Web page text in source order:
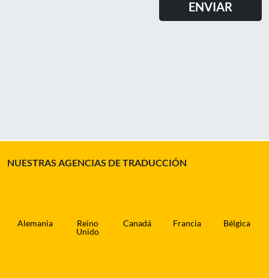
NUESTRAS AGENCIAS DE TRADUCCIÓN
Alemania
Reino
Unido
Canadá Francia Bélgica